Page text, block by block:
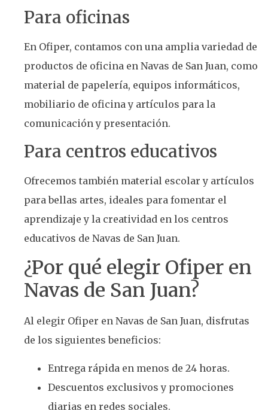
Para oficinas
En Ofiper, contamos con una amplia variedad de
productos de oficina en Navas de San Juan, como
material de papelería, equipos informáticos,
mobiliario de oficina y artículos para la
comunicación y presentación.
Para centros educativos
Ofrecemos también material escolar y artículos
para bellas artes, ideales para fomentar el
aprendizaje y la creatividad en los centros
educativos de Navas de San Juan.
¿Por qué elegir Ofiper en
Navas de San Juan?
Al elegir Ofiper en Navas de San Juan, disfrutas
de los siguientes beneficios:
Entrega rápida en menos de 24 horas.
Descuentos exclusivos y promociones
diarias en redes sociales.